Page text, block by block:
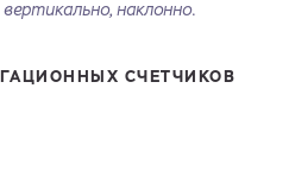
наклонно.
СЧЕТЧИКОВ